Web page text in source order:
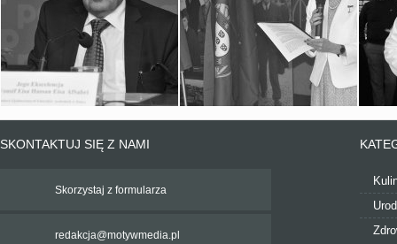
SKONTAKTUJ SIĘ Z NAMI
Skorzystaj z formularza
redakcja@motywmedia.pl